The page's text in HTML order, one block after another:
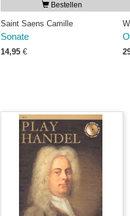
Bestellen
Saint Saens Camille
Sonate
14,95 €